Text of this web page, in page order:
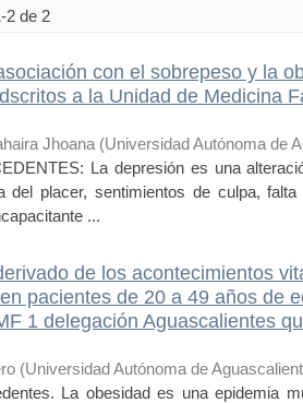
2 de 2
con el sobrepeso y la
a la Unidad de Medicina
Jhoana (Universidad Autónoma de
La depresión es una
del placer, sentimientos de culpa,
...
de los acontecimientos
pacientes de 20 a 49 años de
1 delegación Aguascalientes
(Universidad Autónoma de
La obesidad es una epidemia